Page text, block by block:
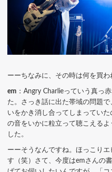
ーーちなみに、その時は何を買わ
em ：Angry Charlieっていう真っ
た。さっき話に出た帯域の問題
いをかき消し合ってしまってい
の音をいかに粒立って聴こえる
した。
ーーそうなんですね。ほっこり
す（笑）さて、今度はemさんの